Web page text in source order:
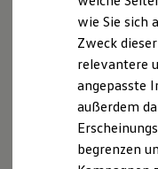
XTL-
Ersatzteile
Original
myVolkswagen
erhält man zudem
wird flexibler Platz
So geht smarte
Konfigurator starten
wie Sie sich
Zweck
relevantere
angepasste
außerdem
begrenzen